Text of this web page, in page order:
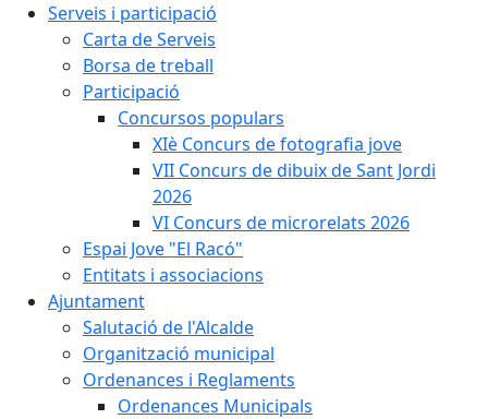
Serveis i participació
Carta de Serveis
Borsa de treball
Participació
Concursos populars
XIè Concurs de fotografia jove
VII Concurs de dibuix de Sant Jordi
2026
VI Concurs de microrelats 2026
Espai Jove "El Racó"
Entitats i associacions
Ajuntament
Salutació de l'Alcalde
Organització municipal
Ordenances i Reglaments
Ordenances Municipals